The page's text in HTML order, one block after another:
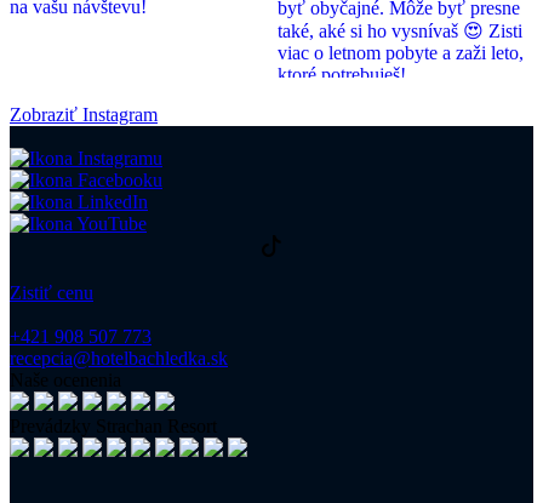
Zobraziť Instagram
Zistiť cenu
+421 908 507 773
recepcia@hotelbachledka.sk
Naše ocenenia
Prevádzky Strachan Resort